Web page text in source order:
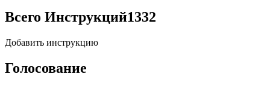
Всего Инструкций1332
Добавить инструкцию
Голосование